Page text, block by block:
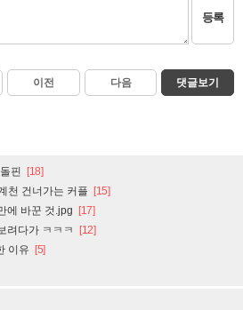
등록
이전 다음 댓글보기
핀 [18]
천 건너가는 커플 [15]
에 바꾼 것.jpg [17]
려다가 ㅋㅋㅋ [12]
이유 [5]